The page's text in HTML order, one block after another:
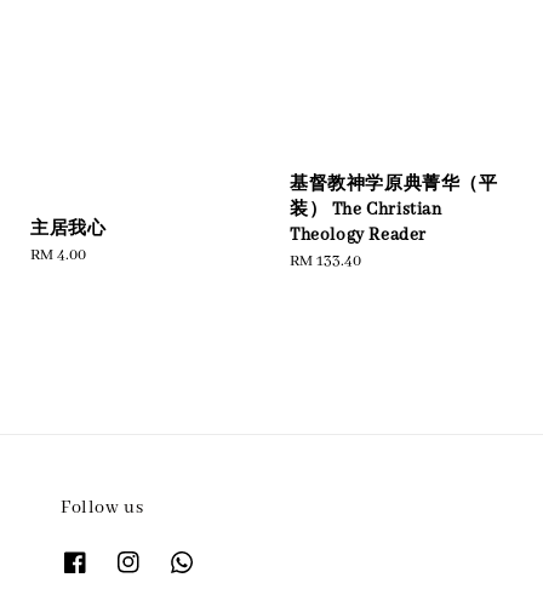
主居我心
Regular
RM 4.00
基督教神学原典菁华（平
装） The Christian
Theology Reader
Regular
RM 133.40
Follow us